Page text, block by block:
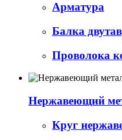
Арматура
Балка
Проволока
Нержавеющий
Круг